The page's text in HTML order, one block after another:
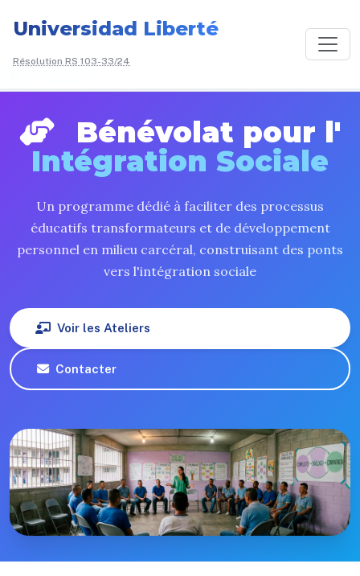
Universidad Liberté
Résolution RS 103-33/24
Bénévolat pour l'
Intégration Sociale
Un programme dédié à faciliter des processus
éducatifs transformateurs et de développement
personnel en milieu carcéral, construisant des ponts
vers l'intégration sociale
Voir les Ateliers
Contacter